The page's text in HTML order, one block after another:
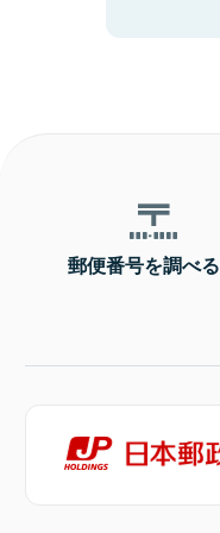
郵便番号を調べる